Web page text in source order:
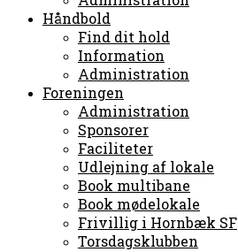
Håndbold
Find dit hold
Information
Administration
Foreningen
Administration
Sponsorer
Faciliteter
Udlejning af lokale
Book multibane
Book mødelokale
Frivillig i Hornbæk SF
Torsdagsklubben